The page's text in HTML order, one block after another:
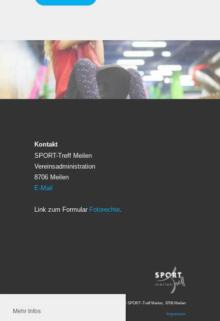
Mehr Infos
Kontakt
SPORT-Treff Meilen
Vereinsadministration
8706 Meilen
E-Mail
Link zum Formular Fotorechte
© SPORT-Treff Meilen, 8706 Meilen
Impressum